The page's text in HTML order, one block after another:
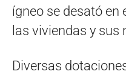
ígneo se desató en
las viviendas y sus
Diversas